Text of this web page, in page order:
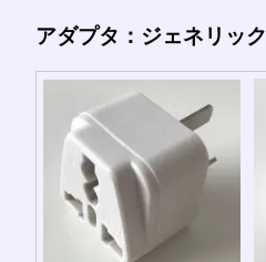
アダプタ：ジェネリック